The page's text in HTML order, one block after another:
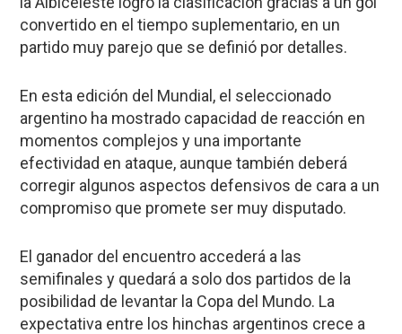
convertido en el tiempo suplementario, en un
partido muy parejo que se definió por detalles.
En esta edición del Mundial, el seleccionado
argentino ha mostrado capacidad de reacción en
momentos complejos y una importante
efectividad en ataque, aunque también deberá
corregir algunos aspectos defensivos de cara a un
compromiso que promete ser muy disputado.
El ganador del encuentro accederá a las
semifinales y quedará a solo dos partidos de la
posibilidad de levantar la Copa del Mundo. La
expectativa entre los hinchas argentinos crece a